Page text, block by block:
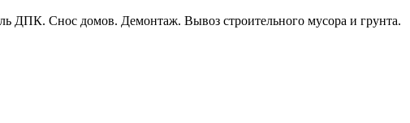
ДПК. Снос домов. Демонтаж. Вывоз строительного мусора и грунта.